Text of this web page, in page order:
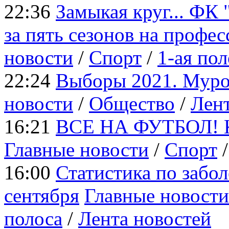
22:36 Замыкая круг... ФК
за пять сезонов на
новости / Cпорт / 1-ая
22:24 Выборы 2021.
новости / Общество /
16:21 ВСЕ НА ФУТБОЛ!
Главные новости / Cпорт
16:00 Статистика по
сентября Главные новости
полоса / Лента новостей